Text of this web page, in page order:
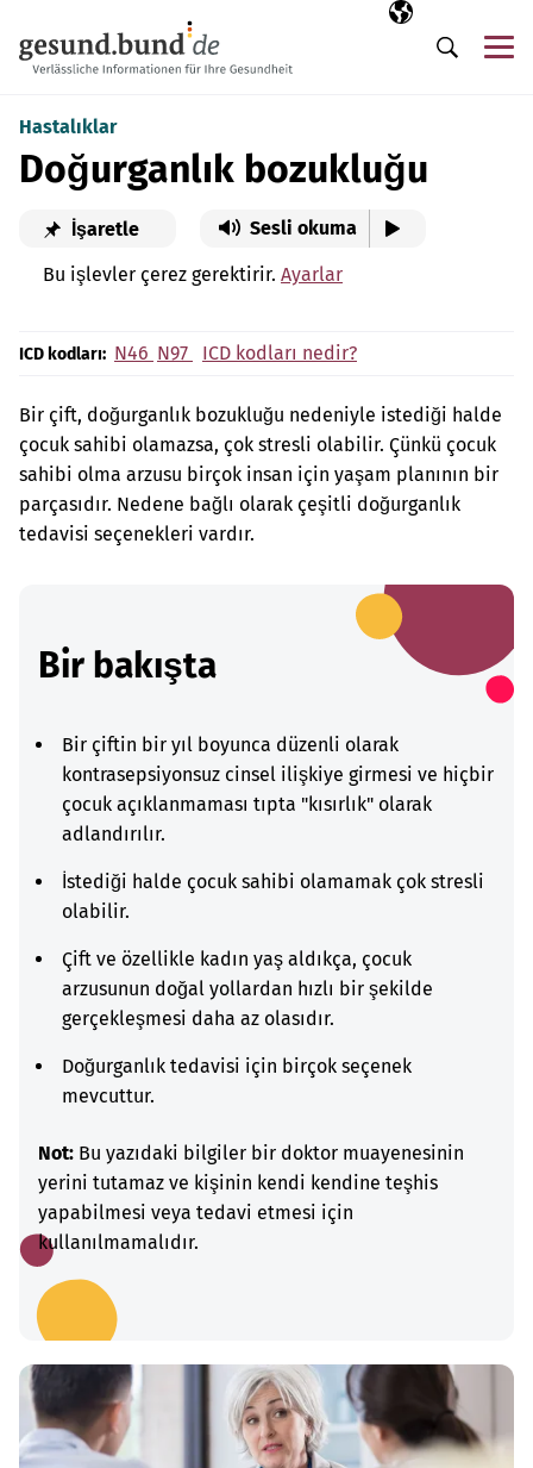
Seçili dil
TR
Arama
Hastalıklar
Doğurganlık bozukluğu
İşaretle Sesli okuma
Bu işlevler çerez gerektirir. Ayarlar
ICD kodları: N46 N97 ICD kodları nedir?
Bir çift, doğurganlık bozukluğu nedeniyle istediği halde
çocuk sahibi olamazsa, çok stresli olabilir. Çünkü çocuk
sahibi olma arzusu birçok insan için yaşam planının bir
parçasıdır. Nedene bağlı olarak çeşitli doğurganlık
tedavisi seçenekleri vardır.
Bir bakışta
Bir çiftin bir yıl boyunca düzenli olarak
kontrasepsiyonsuz cinsel ilişkiye girmesi ve hiçbir
çocuk açıklanmaması tıpta "kısırlık" olarak
adlandırılır.
İstediği halde çocuk sahibi olamamak çok stresli
olabilir.
Çift ve özellikle kadın yaş aldıkça, çocuk
arzusunun doğal yollardan hızlı bir şekilde
gerçekleşmesi daha az olasıdır.
Doğurganlık tedavisi için birçok seçenek
mevcuttur.
Not: Bu yazıdaki bilgiler bir doktor muayenesinin
yerini tutamaz ve kişinin kendi kendine teşhis
yapabilmesi veya tedavi etmesi için
kullanılmamalıdır.